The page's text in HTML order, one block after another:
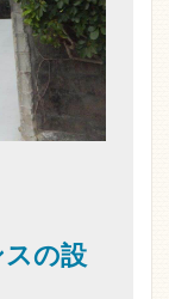
の設